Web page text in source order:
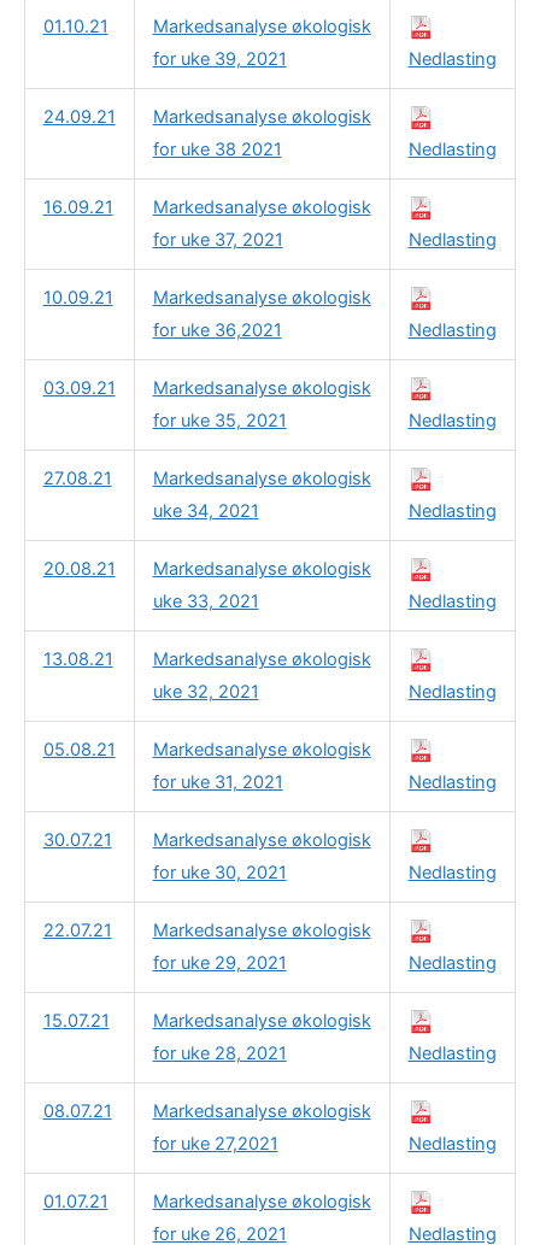
01.10.21
Markedsanalyse økologisk
for uke 39, 2021
Nedlasting
24.09.21
Markedsanalyse økologisk
for uke 38 2021
Nedlasting
16.09.21
Markedsanalyse økologisk
for uke 37, 2021
Nedlasting
10.09.21
Markedsanalyse økologisk
for uke 36,2021
Nedlasting
03.09.21
Markedsanalyse økologisk
for uke 35, 2021
Nedlasting
27.08.21
Markedsanalyse økologisk
uke 34, 2021
Nedlasting
20.08.21
Markedsanalyse økologisk
uke 33, 2021
Nedlasting
13.08.21
Markedsanalyse økologisk
uke 32, 2021
Nedlasting
05.08.21
Markedsanalyse økologisk
for uke 31, 2021
Nedlasting
30.07.21
Markedsanalyse økologisk
for uke 30, 2021
Nedlasting
22.07.21
Markedsanalyse økologisk
for uke 29, 2021
Nedlasting
15.07.21
Markedsanalyse økologisk
for uke 28, 2021
Nedlasting
08.07.21
Markedsanalyse økologisk
for uke 27,2021
Nedlasting
01.07.21
Markedsanalyse økologisk
for uke 26, 2021
Nedlasting